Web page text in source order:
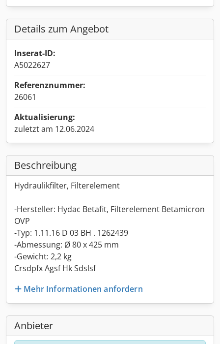
Details zum Angebot
Inserat-ID:
A5022627
Referenznummer:
26061
Aktualisierung:
zuletzt am 12.06.2024
Beschreibung
Hydraulikfilter, Filterelement
-Hersteller: Hydac Betafit, Filterelement Betamicron
OVP
-Typ: 1.11.16 D 03 BH . 1262439
-Abmessung: Ø 80 x 425 mm
-Gewicht: 2,2 kg
Crsdpfx Agsf Hk Sdslsf
Mehr Informationen anfordern
Anbieter